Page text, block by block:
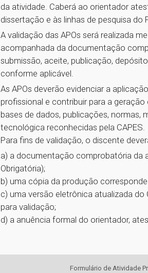
da atividade. Caberá ao orientador
dissertação e às linhas de pesquisa do
A validação das APOs será realizada
acompanhada da documentação
submissão, aceite, publicação,
conforme aplicável.
As APOs deverão evidenciar a
profissional e contribuir para a
bases de dados, publicações,
tecnológica reconhecidas pela CAPES.
Para fins de validação, o discente
a) a documentação comprobatória da
Obrigatória);
b) uma cópia da produção
c) uma versão eletrônica atualizada
para validação;
d) a anuência formal do orientador,
Formulário de Atividade